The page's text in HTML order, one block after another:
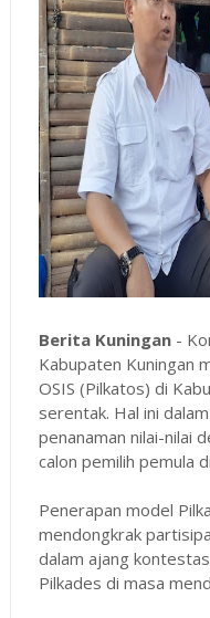
Berita Kuningan-
Kabupaten Kuningan
OSIS (Pilkatos) di
serentak. Hal ini
penanaman nilai-nilai
calon pemilih pemula
Penerapan model
mendongkrak
dalam ajang
Pilkades di masa